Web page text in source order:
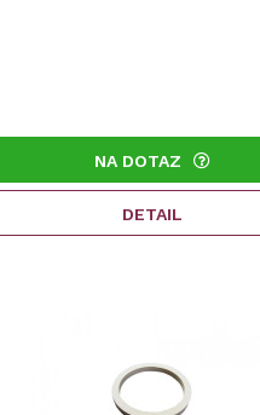
NA DOTAZ
DETAIL